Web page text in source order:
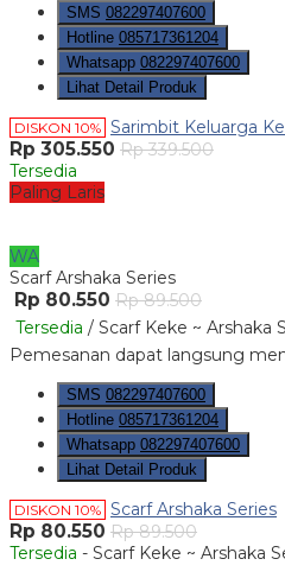
SMS 082297407600
Hotline 085717361204
Whatsapp 082297407600
Lihat Detail Produk
DISKON 10% Sarimbit Keluarga
Rp 305.550 Rp 339.500
Tersedia
Paling Laris
WA
Scarf Arshaka Series
Rp 80.550 Rp 89.500
Tersedia / Scarf Keke ~ Arshaka
Pemesanan dapat langsung
SMS 082297407600
Hotline 085717361204
Whatsapp 082297407600
Lihat Detail Produk
DISKON 10% Scarf Arshaka Series
Rp 80.550 Rp 89.500
Tersedia - Scarf Keke ~ Arshaka